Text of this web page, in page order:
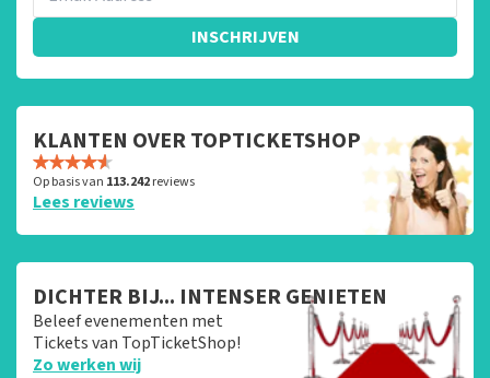
INSCHRIJVEN
KLANTEN OVER TOPTICKETSHOP
Op basis van 113.242reviews
Lees reviews
DICHTER BIJ... INTENSER GENIETEN
Beleef evenementen met
Tickets van TopTicketShop!
Zo werken wij